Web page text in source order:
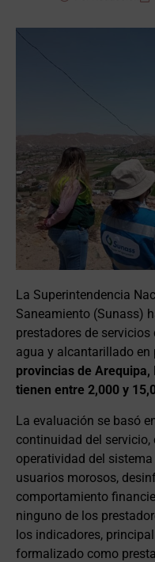
La Superintendencia
Saneamiento (Sunass)
prestadores de
agua y alcantarillado en
provincias de Arequipa,
tienen entre 2,000 y
La evaluación se basó
continuidad del
operatividad del
usuarios morosos,
comportamiento
ninguno de los
los indicadores,
formalizado como